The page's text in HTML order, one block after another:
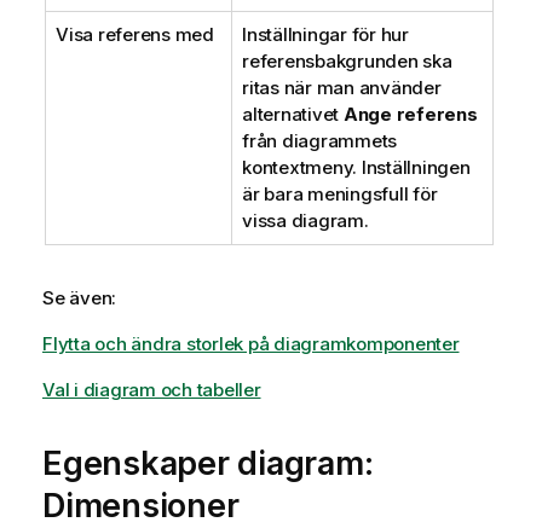
Visa referens med
Inställningar för hur
referensbakgrunden ska
ritas när man använder
alternativet Ange referens
från diagrammets
kontextmeny. Inställningen
är bara meningsfull för
vissa diagram.
Se även:
Flytta och ändra storlek på diagramkomponenter
Val i diagram och tabeller
Egenskaper diagram:
Dimensioner